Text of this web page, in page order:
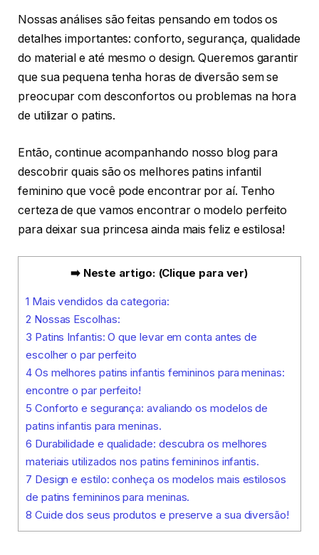
Nossas análises são feitas pensando em todos os
detalhes importantes: conforto, segurança, qualidade
do material e até mesmo o design. Queremos garantir
que sua pequena tenha horas de diversão sem se
preocupar com desconfortos ou problemas na hora
de utilizar o patins.
Então, continue acompanhando nosso blog para
descobrir quais são os melhores patins infantil
feminino que você pode encontrar por aí. Tenho
certeza de que vamos encontrar o modelo perfeito
para deixar sua princesa ainda mais feliz e estilosa!
➡️ Neste artigo: (Clique para ver)
1 Mais vendidos da categoria:
2 Nossas Escolhas:
3 Patins Infantis: O que levar em conta antes de
escolher o par perfeito
4Os melhores patins infantis femininos para meninas:
encontre o par perfeito!
5 Conforto e segurança: avaliando os modelos de
patins infantis para meninas.
6 Durabilidade e qualidade: descubra os melhores
materiais utilizados nos patins femininos infantis.
7 Design e estilo: conheça os modelos mais estilosos
de patins femininos para meninas.
8 Cuide dos seus produtos e preserve a sua diversão!